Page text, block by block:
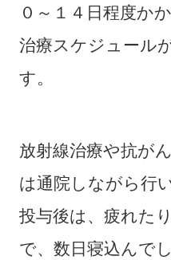
０～１４日程度か
治療スケジュール
す。
放射線治療や抗が
は通院しながら行
投与後は、疲れた
で、数日寝込んで